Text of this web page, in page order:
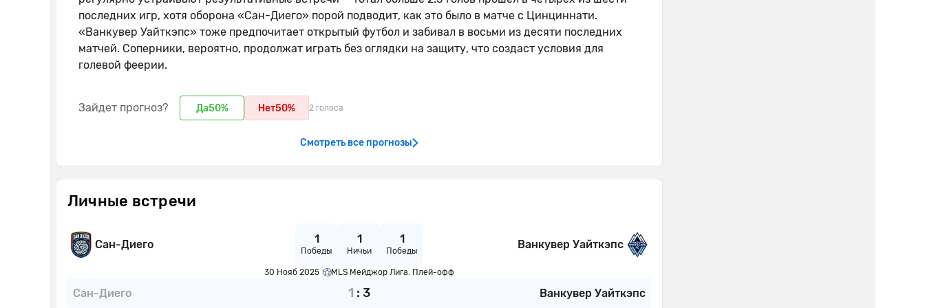
последних игр, хотя оборона «Сан-Диего» порой подводит, как это было в матче с Цинциннати.
«Ванкувер Уайткэпс» тоже предпочитает открытый футбол и забивал в восьми из десяти последних
матчей. Соперники, вероятно, продолжат играть без оглядки на защиту, что создаст условия для
голевой феерии.
Зайдет прогноз? Да50% Нет50% 2 голоса
Смотреть все прогнозы
Личные встречи
Сан-Диего 1
Победы
1
Ничьи
1
Победы Ванкувер Уайткэпс
30 Нояб 2025 MLS Мейджор Лига. Плей-офф
Сан-Диего 1 : 3 Ванкувер Уайткэпс